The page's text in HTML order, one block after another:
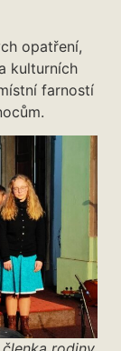
opatření,
kulturních
farností